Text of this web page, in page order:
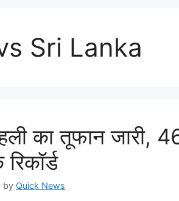
Sri Lanka
का तूफान जारी,
by Quick News